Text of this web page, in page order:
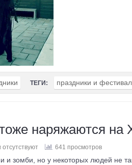
ТЕГИ: праздники и
наряжаются на
641 просмотров
и зомби, но у некоторых людей не